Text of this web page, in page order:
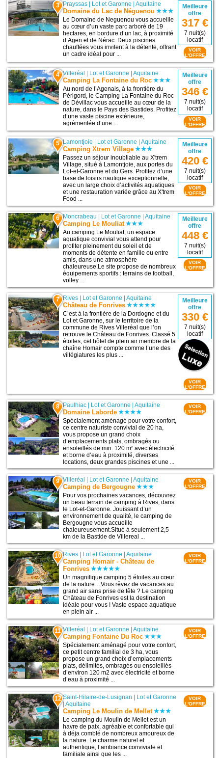
3 Prayssas Lot et Garonne |Aquitaine
Domaine du Lac de Néguenou
Le Domaine de Neguenou vous accueille
au cœur d’un vaste parc arboré de 19
hectares, en bordure d’un lac, à proximité
d’Agen et de Nérac. Deux piscines
chauffées vous invitent à la détente, offrant
un cadre idéal pour ...
Meilleure
offre
317 €
7 nuit(s)
locatif
VOIR
L'OFFRE
4 Villeréal | Lot et Garonne |Aquitaine
Camping La Fontaine du Roc
Au nord de l’Agenais, à la frontière du
Périgord, le Camping La Fontaine du Roc
de Dévillac vous accueille au cœur de la
nature, dans le Pays des Bastides. Profitez
d’une vaste piscine extérieure,
agrémentée d’une ...
Meilleure
offre
346 €
7 nuit(s)
locatif
VOIR
L'OFFRE
5 Lamontjoie Lot et Garonne |Aquitaine
Camping Xtrem Village
Passez un séjour inoubliable au X'trem
Village, situé à Lamontjoie, aux portes du
Lot-et-Garonne et du Gers. Profitez d’une
base de loisirs nautique exceptionnelle,
avec un large choix d’activités aquatiques
et une restauration variée grâce au X'trem
Food ...
Meilleure
offre
420 €
7 nuit(s)
locatif
VOIR
L'OFFRE
6 Moncrabeau Lot et Garonne |Aquitaine
Camping Le Mouliat
Au camping Le Mouliat, un espace
aquatique convivial vous attend pour
profiter pleinement du soleil et de
moments de détente en famille ou entre
amis, dans une atmosphère
chaleureuse.Le site propose de nombreux
équipements sportifs : terrains de football,
volley ...
Meilleure
offre
448 €
7 nuit(s)
locatif
VOIR
L'OFFRE
7 Rives Lot et Garonne |Aquitaine
Château de Fonrives
C’est à la frontière de la Dordogne et du
Lot et Garonne, sur le territoire de la
commune de Rives Villeréal que l’on
retrouve le Château de Fonrives. Classé 5
étoiles, cet hôtel de plein air membre de la
chaîne Homair compte comme l’une des
villégiatures les plus ...
Meilleure
offre
330 €
7 nuit(s)
locatif
VOIR
L'OFFRE
8 Paulhiac | Lot et Garonne |Aquitaine
Domaine Laborde
Spécialement aménagé pour votre confort,
ce centre naturiste convivial de 20 ha,
vous propose un grand choix
d’emplacements plats, ombragés ou
ensoleillés de min. 120 m² avec électricité
et borne d’eau à proximité, diverses
locations, deux grandes piscines et une ...
VOIR
L'OFFRE
9 Villeréal | Lot et Garonne |Aquitaine
Camping de Bergougne
Pour vos prochaines vacances, découvrez
un beau terrain de camping à Rives, dans
le Lot-et-Garonne. Jouissant d’un
environnement de qualité, le camping de
Bergougne vous accueille
chaleureusement.Situé à seulement 2,5
km de la Bastide de Villereal ...
VOIR
L'OFFRE
10 Rives Lot et Garonne |Aquitaine
Camping Homair - Château de
Fonrives
Un magnifique camping 5 étoiles au cœur
de la nature…Vous rêvez de vacances au
grand air sans prise de tête ? Le camping
Château de Fonrives est la destination
idéale pour vous ! Vaste espace aquatique
en plein air ...
VOIR
L'OFFRE
11 Villeréal Lot et Garonne |Aquitaine
Camping Fontaine Du Roc
Spécialement aménagé pour votre confort,
ce petit centre familial de 3 ha, vous
propose un grand choix d’emplacements
plats, délimités, ombragés ou ensoleillés
d’environ 120 m2 avec électricité et borne
d’eau à proximité ...
VOIR
L'OFFRE
12 Saint-Hilaire-de-Lusignan
Lot et Garonne
|Aquitaine
Camping Le Moulin de Mellet
Le camping du Moulin de Mellet est un
havre de paix, agréable et confortable qui
à déja comblé de nombreux amoureux de
la nature. Le charme naturel et
authentique, l’ambiance conviviale et
familiale ainsi que les ...
VOIR
L'OFFRE